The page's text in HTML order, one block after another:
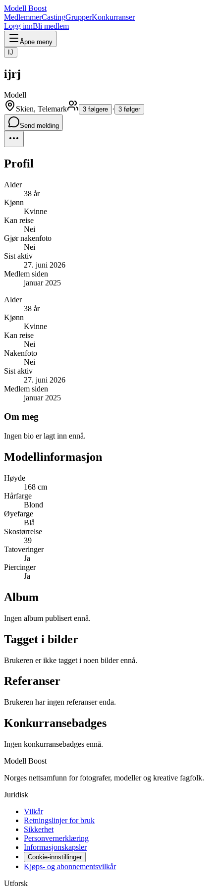
Modell Boost
MedlemmerCastingGrupperKonkurranser
Logg innBli medlem
Åpne meny
IJ
ijrj
Modell
Skien, Telemark
3 følgere · 3 følger
Send melding
Profil
Alder
38 år
Kjønn
Kvinne
Kan reise
Nei
Gjør nakenfoto
Nei
Sist aktiv
27. juni 2026
Medlem siden
januar 2025
Alder
38 år
Kjønn
Kvinne
Kan reise
Nei
Nakenfoto
Nei
Sist aktiv
27. juni 2026
Medlem siden
januar 2025
Om meg
Ingen bio er lagt inn ennå.
Modellinformasjon
Høyde
168 cm
Hårfarge
Blond
Øyefarge
Blå
Skostørrelse
39
Tatoveringer
Ja
Piercinger
Ja
Album
Ingen album publisert ennå.
Tagget i bilder
Brukeren er ikke tagget i noen bilder ennå.
Referanser
Brukeren har ingen referanser enda.
Konkurransebadges
Ingen konkurransebadges ennå.
Modell Boost
Norges nettsamfunn for fotografer, modeller og kreative fagfolk.
Juridisk
Vilkår
Retningslinjer for bruk
Sikkerhet
Personvernerklæring
Informasjonskapsler
Cookie-innstillinger
Kjøps- og abonnementsvilkår
Utforsk